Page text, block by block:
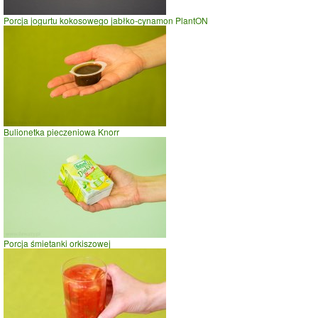
Porcja jogurtu kokosowego jabłko-cynamon PlantON
Bulionetka pieczeniowa Knorr
Porcja śmietanki orkiszowej